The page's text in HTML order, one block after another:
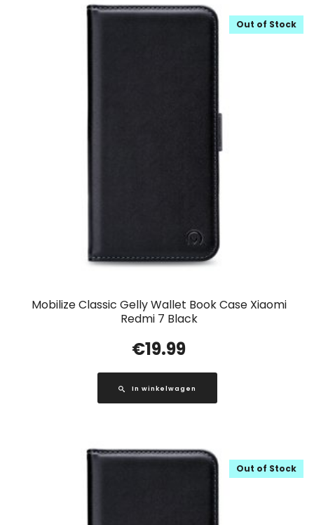
Mobilize Classic Gelly Wallet Book Case Xiaomi
Redmi 7 Black
Out of Stock
€19.99
In winkelwagen
Out of Stock